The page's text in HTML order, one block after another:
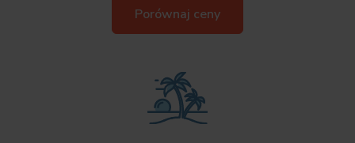
Porównaj ceny